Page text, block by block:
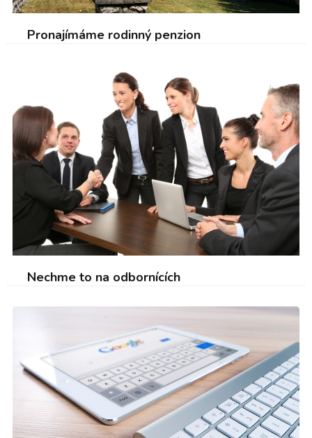
Pronajímáme rodinný penzion
Nechme to na odbornících